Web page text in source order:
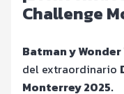
Challenge
Batman y Wonder
del extraordinario
Monterrey 2025.